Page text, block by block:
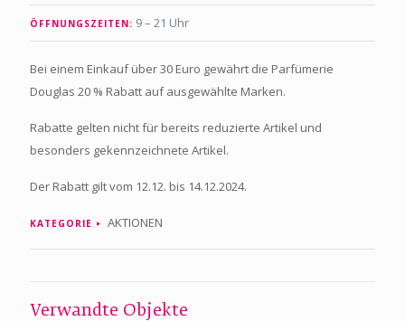
ÖFFNUNGSZEITEN: 9 – 21 Uhr
Bei einem Einkauf über 30 Euro gewährt die Parfümerie
Douglas 20 % Rabatt auf ausgewählte Marken.
Rabatte gelten nicht für bereits reduzierte Artikel und
besonders gekennzeichnete Artikel.
Der Rabatt gilt vom 12.12. bis 14.12.2024.
KATEGORIE AKTIONEN
Verwandte Objekte